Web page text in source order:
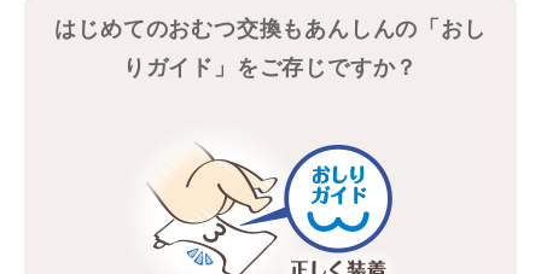
はじめてのおむつ交換もあんしんの「おし
りガイド」をご存じですか？